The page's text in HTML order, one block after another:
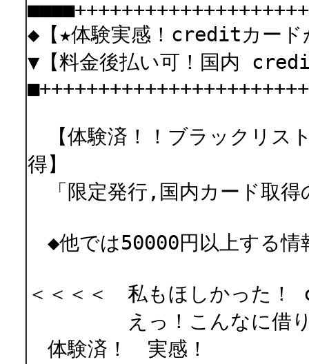
◆【★体験実感！creditカード
▼【料金後払い可！国内
【体験済！！ブラックリ
得】
「限定発行,国内カード取
◆他では50000円以上する
＜＜＜＜ 私もほしかった
えっ！こんなに借りて
体験済！ 実感！